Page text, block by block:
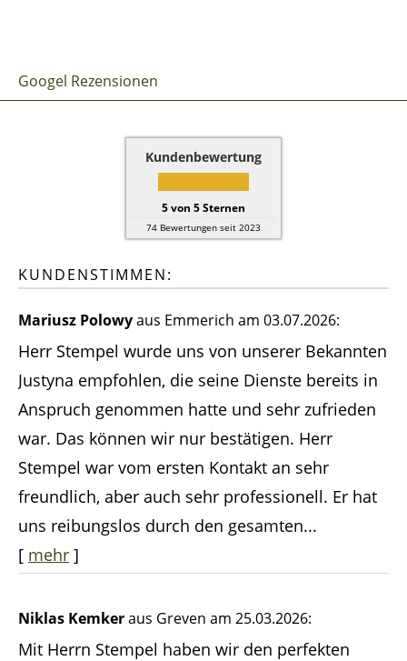
Googel Rezensionen
Kundenbewertung
5von 5Sternen
74 Bewertungen seit 2023
KUNDENSTIMMEN:
Mariusz Polowyaus Emmerich am 03.07.2026:
Herr Stempel wurde uns von unserer Bekannten
Justyna empfohlen, die seine Dienste bereits in
Anspruch genommen hatte und sehr zufrieden
war. Das können wir nur bestätigen. Herr
Stempel war vom ersten Kontakt an sehr
freundlich, aber auch sehr professionell. Er hat
uns reibungslos durch den gesamten...
[ mehr ]
Niklas Kemkeraus Greven am 25.03.2026:
Mit Herrn Stempel haben wir den perfekten